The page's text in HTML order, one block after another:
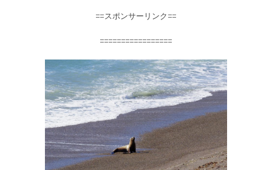
==スポンサーリンク==
=================